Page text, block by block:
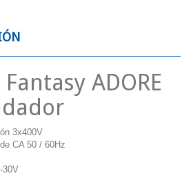
ADORE
3x400V
CA 50 / 60Hz
30V